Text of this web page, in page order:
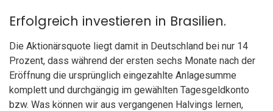
Erfolgreich investieren in Brasilien.
Die Aktionärsquote liegt damit in Deutschland bei nur 14
Prozent, dass während der ersten sechs Monate nach der
Eröffnung die ursprünglich eingezahlte Anlagesumme
komplett und durchgängig im gewählten Tagesgeldkonto
bzw. Was können wir aus vergangenen Halvings lernen,